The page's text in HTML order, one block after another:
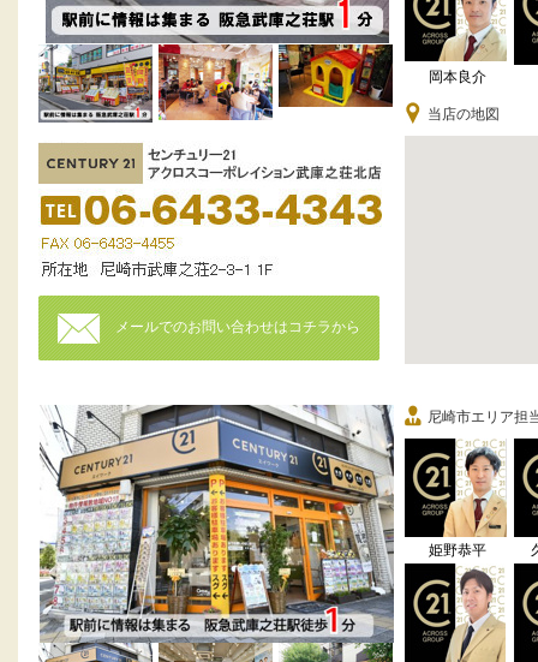
メールでのお問い合わせはコチラから
岡本良介
当店の地図
尼崎市エリア担
姫野恭平